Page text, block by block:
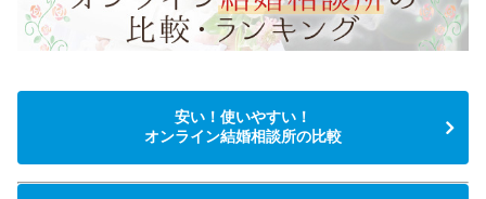
安い！使いやすい！
オンライン結婚相談所の比較